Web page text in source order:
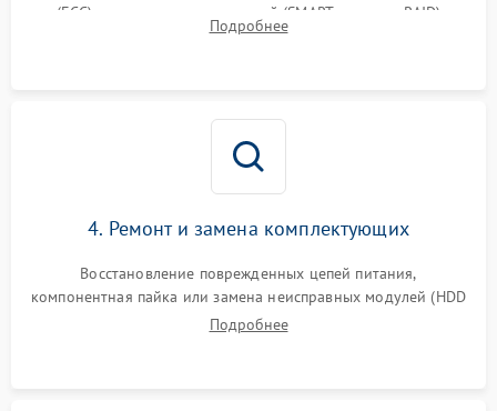
(ECC) и состояния накопителей (SMART, массивы RAID)
специализированными диагностическими утилитами.
Подробнее
4. Ремонт и замена комплектующих
Восстановление поврежденных цепей питания,
компонентная пайка или замена неисправных модулей (HDD
Подробнее